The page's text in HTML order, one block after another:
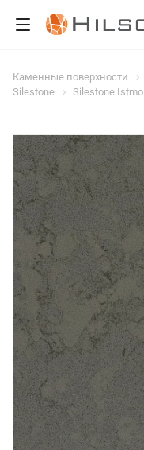
Каменные поверхности
Silestone
Silestone Istmo